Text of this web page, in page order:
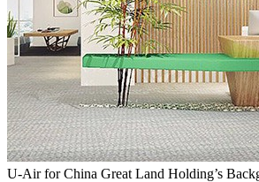
U-Air for China Great Land Holding’s